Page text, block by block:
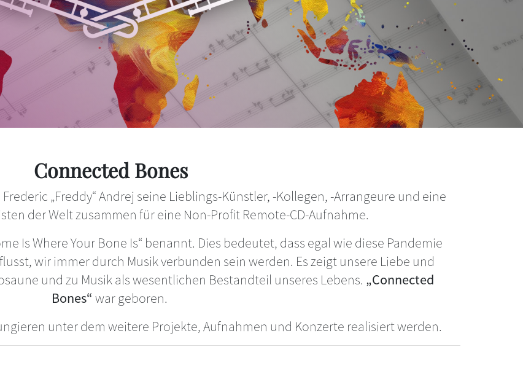
Connected Bones
„Freddy“ Andrej seine Lieblings-Künstler, -Kollegen, -Arrangeure und eine
der Welt zusammen für eine Non-Profit Remote-CD-Aufnahme.
Is Where Your Bone Is“ benannt. Dies bedeutet, dass egal wie diese Pandemie
wir immer durch Musik verbunden sein werden. Es zeigt unsere Liebe und
und zu Musik als wesentlichen Bestandteil unseres Lebens. „Connected
Bones“ war geboren.
unter dem weitere Projekte, Aufnahmen und Konzerte realisiert werden.